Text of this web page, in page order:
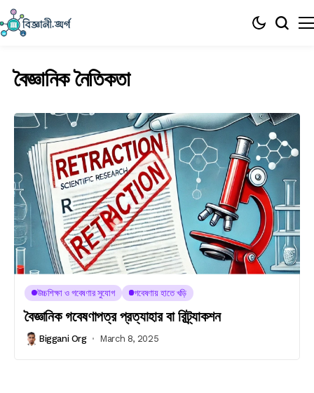
বৈজ্ঞানিক নৈতিকতা
উচ্চশিক্ষা ও গবেষণার সুযোগ গবেষণায় হাতে খড়ি
বৈজ্ঞানিক গবেষণাপত্র প্রত্যাহার বা রিট্র্যাকশন
Biggani Org March 8, 2025